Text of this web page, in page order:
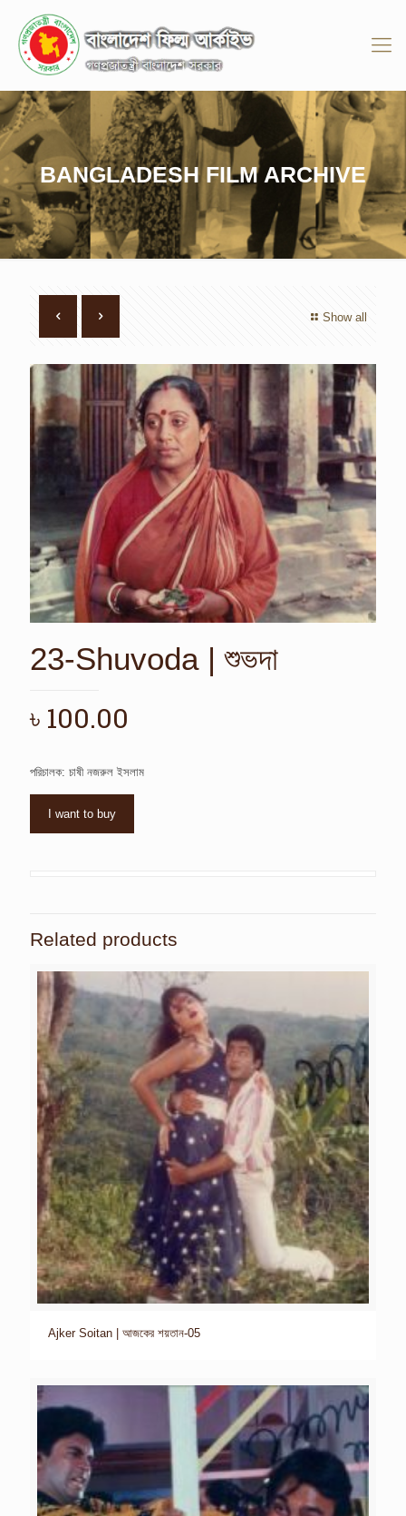
BANGLADESH FILM ARCHIVE
Show all
23-Shuvoda | শুভদা
৳ 100.00
পরিচালক: চাষী নজরুল ইসলাম
I want to buy
Related products
Ajker Soitan | আজকের শয়তান-05